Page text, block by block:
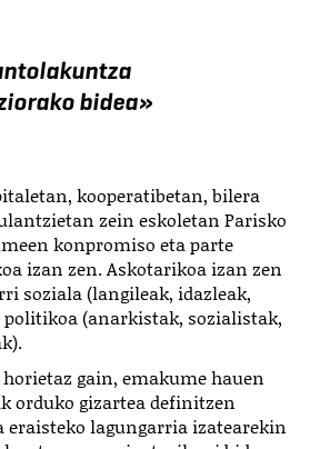
bidea»
kooperatibetan, bilera
zein eskoletan Parisko
konpromiso eta parte
izan zen. Askotarikoa izan zen
soziala (langileak, idazleak,
(anarkistak, sozialistak,
gain, emakume hauen
orduko gizartea definitzen
eraisteko lagungarria izatearekin